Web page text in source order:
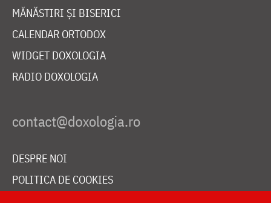
MĂNĂSTIRI ȘI BISERICI
CALENDAR ORTODOX
WIDGET DOXOLOGIA
RADIO DOXOLOGIA
DESPRE NOI
POLITICA DE COOKIES